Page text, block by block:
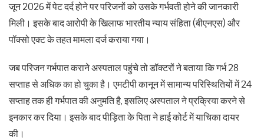
जून 2026 में पेट दर्द होने पर परिजनों को उसके गर्भवती होने की जानकारी
मिली। इसके बाद आरोपी के खिलाफ भारतीय न्याय संहिता (बीएनएस) और
पॉक्सो एक्ट के तहत मामला दर्ज कराया गया।
जब परिजन गर्भपात कराने अस्पताल पहुंचे तो डॉक्टरों ने बताया कि गर्भ 28
सप्ताह से अधिक का हो चुका है। एमटीपी कानून में सामान्य परिस्थितियों में 24
सप्ताह तक ही गर्भपात की अनुमति है, इसलिए अस्पताल ने प्रक्रिया करने से
इनकार कर दिया। इसके बाद पीड़िता के पिता ने हाई कोर्ट में याचिका दायर
की।